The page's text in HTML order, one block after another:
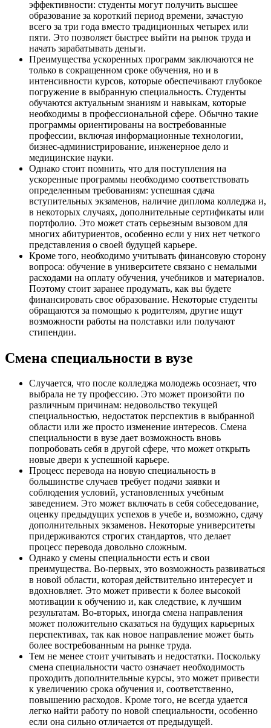
эффективности: студенты могут получить высшее
образование за короткий период времени, зачастую
всего за три года вместо традиционных четырех или
пяти. Это позволяет быстрее выйти на рынок труда и
начать зарабатывать деньги.
Преимущества ускоренных программ заключаются не
только в сокращенном сроке обучения, но и в
интенсивности курсов, которые обеспечивают глубокое
погружение в выбранную специальность. Студенты
обучаются актуальным знаниям и навыкам, которые
необходимы в профессиональной сфере. Обычно такие
программы ориентированы на востребованные
профессии, включая информационные технологии,
бизнес-администрирование, инженерное дело и
медицинские науки.
Однако стоит помнить, что для поступления на
ускоренные программы необходимо соответствовать
определенным требованиям: успешная сдача
вступительных экзаменов, наличие диплома колледжа и,
в некоторых случаях, дополнительные сертификаты или
портфолио. Это может стать серьезным вызовом для
многих абитуриентов, особенно если у них нет четкого
представления о своей будущей карьере.
Кроме того, необходимо учитывать финансовую сторону
вопроса: обучение в университете связано с немалыми
расходами на оплату обучения, учебников и материалов.
Поэтому стоит заранее продумать, как вы будете
финансировать свое образование. Некоторые студенты
обращаются за помощью к родителям, другие ищут
возможности работы на полставки или получают
стипендии.
Смена специальности в вузе
Случается, что после колледжа молодежь осознает, что
выбрала не ту профессию. Это может произойти по
различным причинам: недовольство текущей
специальностью, недостаток перспектив в выбранной
области или же просто изменение интересов. Смена
специальности в вузе дает возможность вновь
попробовать себя в другой сфере, что может открыть
новые двери к успешной карьере.
Процесс перевода на новую специальность в
большинстве случаев требует подачи заявки и
соблюдения условий, установленных учебным
заведением. Это может включать в себя собеседование,
оценку предыдущих успехов в учебе и, возможно, сдачу
дополнительных экзаменов. Некоторые университеты
придерживаются строгих стандартов, что делает
процесс перевода довольно сложным.
Однако у смены специальности есть и свои
преимущества. Во-первых, это возможность развиваться
в новой области, которая действительно интересует и
вдохновляет. Это может привести к более высокой
мотивации к обучению и, как следствие, к лучшим
результатам. Во-вторых, иногда смена направления
может положительно сказаться на будущих карьерных
перспективах, так как новое направление может быть
более востребованным на рынке труда.
Тем не менее стоит учитывать и недостатки. Поскольку
смена специальности часто означает необходимость
проходить дополнительные курсы, это может привести
к увеличению срока обучения и, соответственно,
повышению расходов. Кроме того, не всегда удается
легко найти работу по новой специальности, особенно
если она сильно отличается от предыдущей.